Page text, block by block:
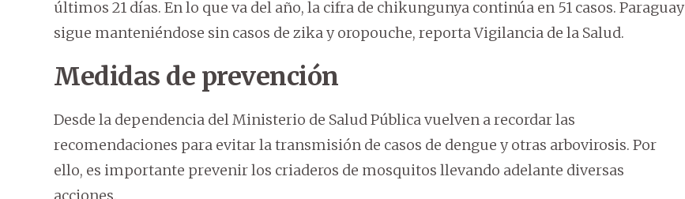
últimos 21 días. En lo que va del año, la cifra de chikungunya continúa en 51 casos. Paraguay
sigue manteniéndose sin casos de zika y oropouche, reporta Vigilancia de la Salud.
Medidas de prevención
Desde la dependencia del Ministerio de Salud Pública vuelven a recordar las
recomendaciones para evitar la transmisión de casos de dengue y otras arbovirosis. Por
ello, es importante prevenir los criaderos de mosquitos llevando adelante diversas